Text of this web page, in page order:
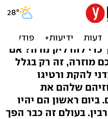
את
כדי להדליק נורה? אם
מוזרה, זה רק בגלל
להקת ורטיגו
שלהם את
ראשון הם יהיו
בעולם זה כבר הפך